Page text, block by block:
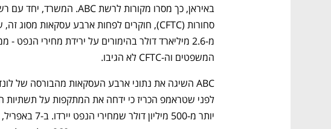
המשפטים וה-CFTC לא הגיבו.